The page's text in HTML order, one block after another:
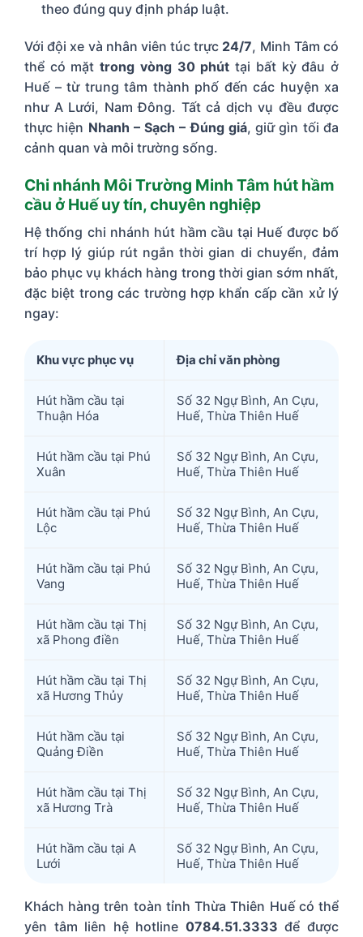
theo đúng quy định pháp luật.
Với đội xe và nhân viên túc trực 24/7, Minh Tâm có
thể có mặttrong vòng 30 phút tại bất kỳ đâu ở
Huế – từ trung tâm thành phố đến các huyện xa
như A Lưới, Nam Đông. Tất cả dịch vụ đều được
thực hiện Nhanh – Sạch – Đúng giá, giữ gìn tối đa
cảnh quan và môi trường sống.
Chi nhánh Môi Trường Minh Tâm hút hầm
cầu ở Huế uy tín, chuyên nghiệp
Hệ thống chi nhánh hút hầm cầu tại Huế được bố
trí hợp lý giúp rút ngắn thời gian di chuyển, đảm
bảo phục vụ khách hàng trong thời gian sớm nhất,
đặc biệt trong các trường hợp khẩn cấp cần xử lý
ngay:
Khu vực phục vụ Địa chỉ văn phòng
Hút hầm cầu tại
Thuận Hóa
Số 32 Ngự Bình, An Cựu,
Huế, Thừa Thiên Huế
Hút hầm cầu tại Phú
Xuân
Số 32 Ngự Bình, An Cựu,
Huế, Thừa Thiên Huế
Hút hầm cầu tại Phú
Lộc
Số 32 Ngự Bình, An Cựu,
Huế, Thừa Thiên Huế
Hút hầm cầu tại Phú
Vang
Số 32 Ngự Bình, An Cựu,
Huế, Thừa Thiên Huế
Hút hầm cầu tại Thị
xã Phong điền
Số 32 Ngự Bình, An Cựu,
Huế, Thừa Thiên Huế
Hút hầm cầu tại Thị
xã Hương Thủy
Số 32 Ngự Bình, An Cựu,
Huế, Thừa Thiên Huế
Hút hầm cầu tại
Quảng Điền
Số 32 Ngự Bình, An Cựu,
Huế, Thừa Thiên Huế
Hút hầm cầu tại Thị
xã Hương Trà
Số 32 Ngự Bình, An Cựu,
Huế, Thừa Thiên Huế
Hút hầm cầu tại A
Lưới
Số 32 Ngự Bình, An Cựu,
Huế, Thừa Thiên Huế
Khách hàng trên toàn tỉnh Thừa Thiên Huế có thể
yên tâm liên hệ hotline 0784.51.3333 để được